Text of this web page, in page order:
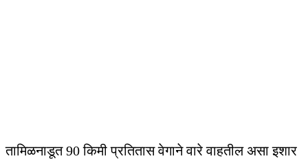
तामिळनाडूत 90 किमी प्रतितास वेगाने वारे वाहतील असा इशार